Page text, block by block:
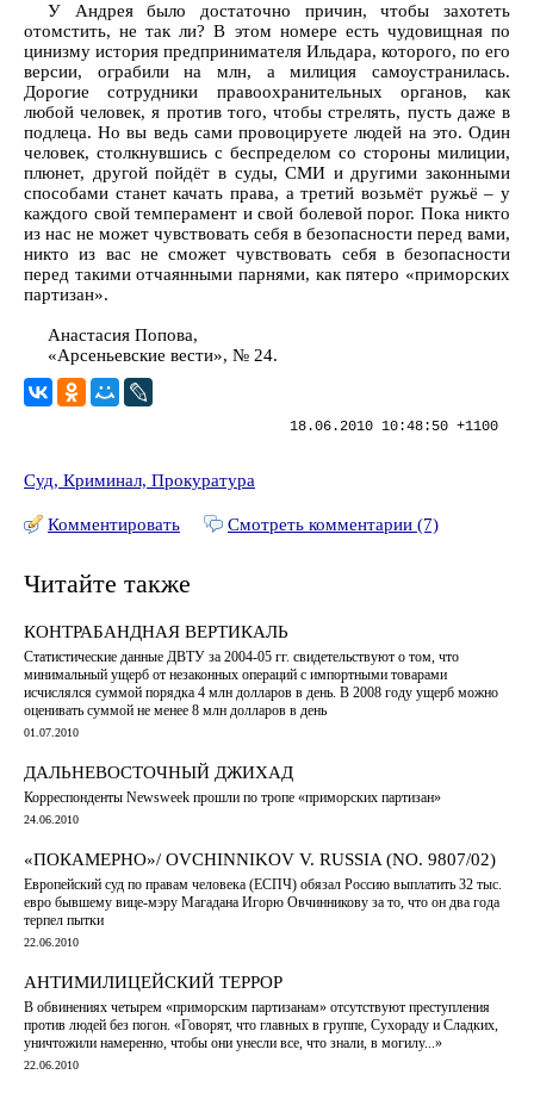
У Андрея было достаточно причин, чтобы захотеть
отомстить, не так ли? В этом номере есть чудовищная по
цинизму история предпринимателя Ильдара, которого, по его
версии, ограбили на млн, а милиция самоустранилась.
Дорогие сотрудники правоохранительных органов, как
любой человек, я против того, чтобы стрелять, пусть даже в
подлеца. Но вы ведь сами провоцируете людей на это. Один
человек, столкнувшись с беспределом со стороны милиции,
плюнет, другой пойдёт в суды, СМИ и другими законными
способами станет качать права, а третий возьмёт ружьё – у
каждого свой темперамент и свой болевой порог. Пока никто
из нас не может чувствовать себя в безопасности перед вами,
никто из вас не сможет чувствовать себя в безопасности
перед такими отчаянными парнями, как пятеро «приморских
партизан».
Анастасия Попова,
«Арсеньевские вести», № 24.
18.06.2010 10:48:50 +1100
Суд, Криминал, Прокуратура
Комментировать Смотреть комментарии (7)
Читайте также
КОНТРАБАНДНАЯ ВЕРТИКАЛЬ
Статистические данные ДВТУ за 2004-05 гг. свидетельствуют о том, что
минимальный ущерб от незаконных операций с импортными товарами
исчислялся суммой порядка 4 млн долларов в день. В 2008 году ущерб можно
оценивать суммой не менее 8 млн долларов в день
01.07.2010
ДАЛЬНЕВОСТОЧНЫЙ ДЖИХАД
Корреспонденты Newsweek прошли по тропе «приморских партизан»
24.06.2010
«ПОКАМЕРНО»/ OVCHINNIKOV V. RUSSIA (NO. 9807/02)
Европейский суд по правам человека (ЕСПЧ) обязал Россию выплатить 32 тыс.
евро бывшему вице-мэру Магадана Игорю Овчинникову за то, что он два года
терпел пытки
22.06.2010
АНТИМИЛИЦЕЙСКИЙ ТЕРРОР
В обвинениях четырем «приморским партизанам» отсутствуют преступления
против людей без погон. «Говорят, что главных в группе, Сухораду и Сладких,
уничтожили намеренно, чтобы они унесли все, что знали, в могилу...»
22.06.2010